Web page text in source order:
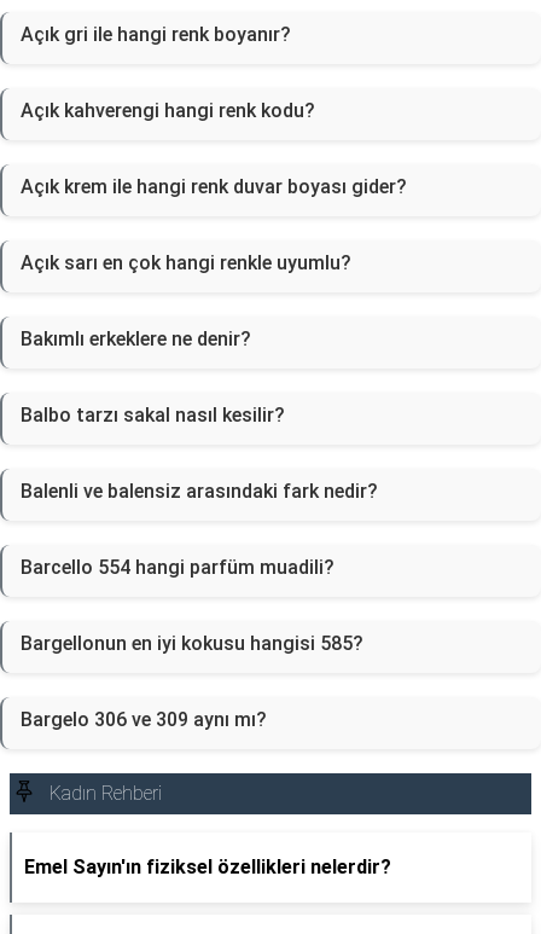
Açık gri ile hangi renk boyanır?
Açık kahverengi hangi renk kodu?
Açık krem ile hangi renk duvar boyası gider?
Açık sarı en çok hangi renkle uyumlu?
Bakımlı erkeklere ne denir?
Balbo tarzı sakal nasıl kesilir?
Balenli ve balensiz arasındaki fark nedir?
Barcello 554 hangi parfüm muadili?
Bargellonun en iyi kokusu hangisi 585?
Bargelo 306 ve 309 aynı mı?
Kadın Rehberi
Emel Sayın'ın fiziksel özellikleri nelerdir?